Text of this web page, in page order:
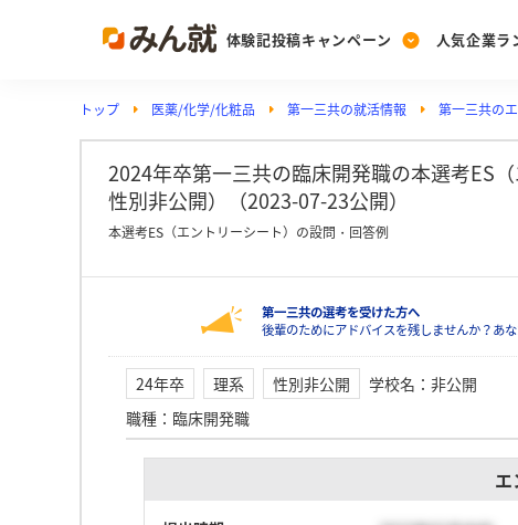
体験記投稿キャンペーン
Post
投稿する
人気企業ラ
Ranking
ランキングを見る
Vote
PickUp
注目の企業特集
動画で知ろう！業界・
トップ 医薬/化学/化粧品 第一三共の就活情報 第一三共の
2024年卒第一三共の臨床開発職の本選考ES
性別非公開）（2023-07-23公開）
本選考ES（エントリーシート）の設問・回答例
第一三共の選考を受けた方へ
後輩のためにアドバイスを残しませんか？あ
24年卒 理系 性別非公開 学校名 ： 非公開
職種 ： 臨床開発職
エ